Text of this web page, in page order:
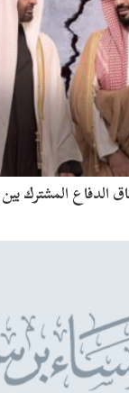
الدفاع المشترك